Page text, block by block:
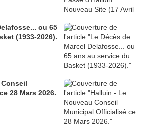
ou 65
(1933-2026).
28 Mars 2026.